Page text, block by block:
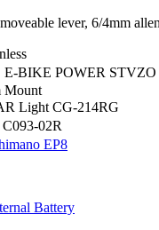
lever, 6/4mm
BIKE POWER STVZO
Mount
Light CG-214RG
02R
EP8
Battery